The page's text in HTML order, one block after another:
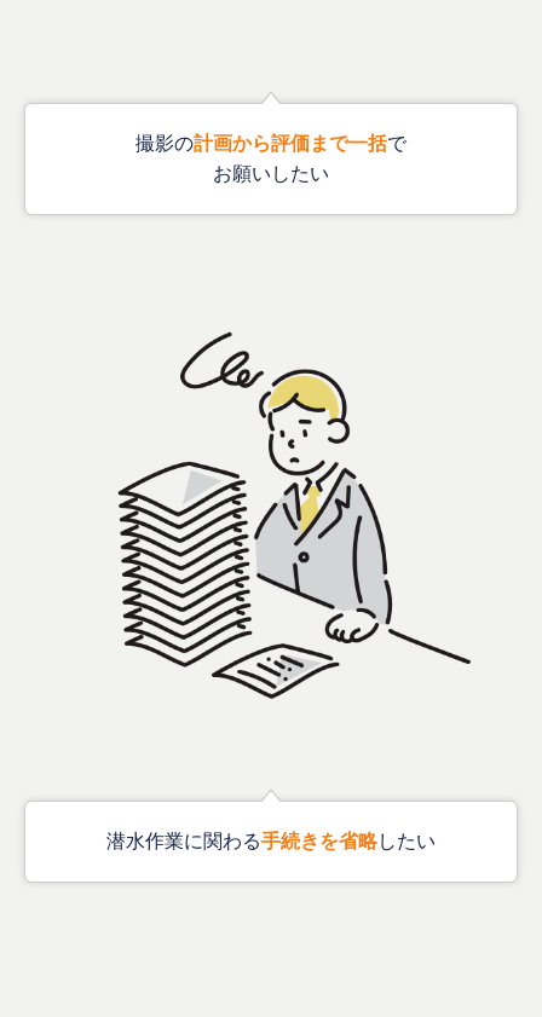
撮影の計画から評価まで一括で
お願いしたい
潜水作業に関わる手続きを省略したい